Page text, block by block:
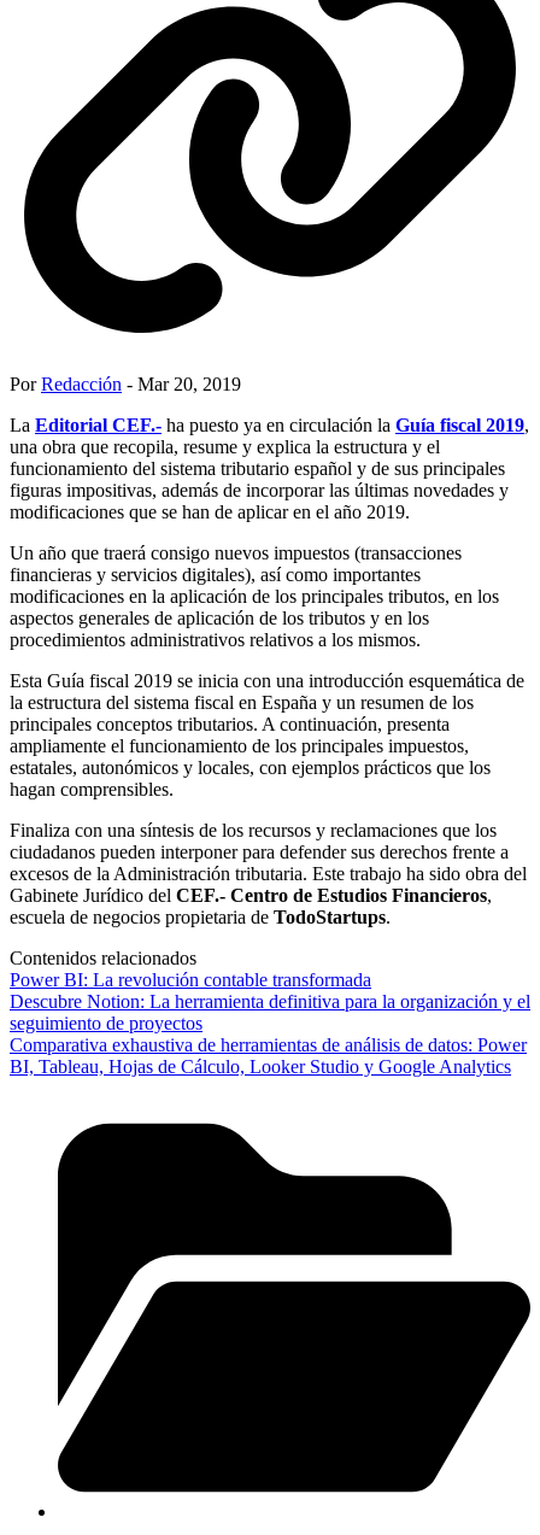
PorRedacción - Mar 20, 2019
La Editorial CEF.- ha puesto ya en circulación la Guía fiscal 2019,
una obra que recopila, resume y explica la estructura y el
funcionamiento del sistema tributario español y de sus principales
figuras impositivas, además de incorporar las últimas novedades y
modificaciones que se han de aplicar en el año 2019.
Un año que traerá consigo nuevos impuestos (transacciones
financieras y servicios digitales), así como importantes
modificaciones en la aplicación de los principales tributos, en los
aspectos generales de aplicación de los tributos y en los
procedimientos administrativos relativos a los mismos.
Esta Guía fiscal 2019 se inicia con una introducción esquemática de
la estructura del sistema fiscal en España y un resumen de los
principales conceptos tributarios. A continuación, presenta
ampliamente el funcionamiento de los principales impuestos,
estatales, autonómicos y locales, con ejemplos prácticos que los
hagan comprensibles.
Finaliza con una síntesis de los recursos y reclamaciones que los
ciudadanos pueden interponer para defender sus derechos frente a
excesos de la Administración tributaria. Este trabajo ha sido obra del
Gabinete Jurídico del CEF.- Centro de Estudios Financieros,
escuela de negocios propietaria de TodoStartups.
Contenidos relacionados
Power BI: La revolución contable transformada
Descubre Notion: La herramienta definitiva para la organización y el
seguimiento de proyectos
Comparativa exhaustiva de herramientas de análisis de datos: Power
BI, Tableau, Hojas de Cálculo, Looker Studio y Google Analytics